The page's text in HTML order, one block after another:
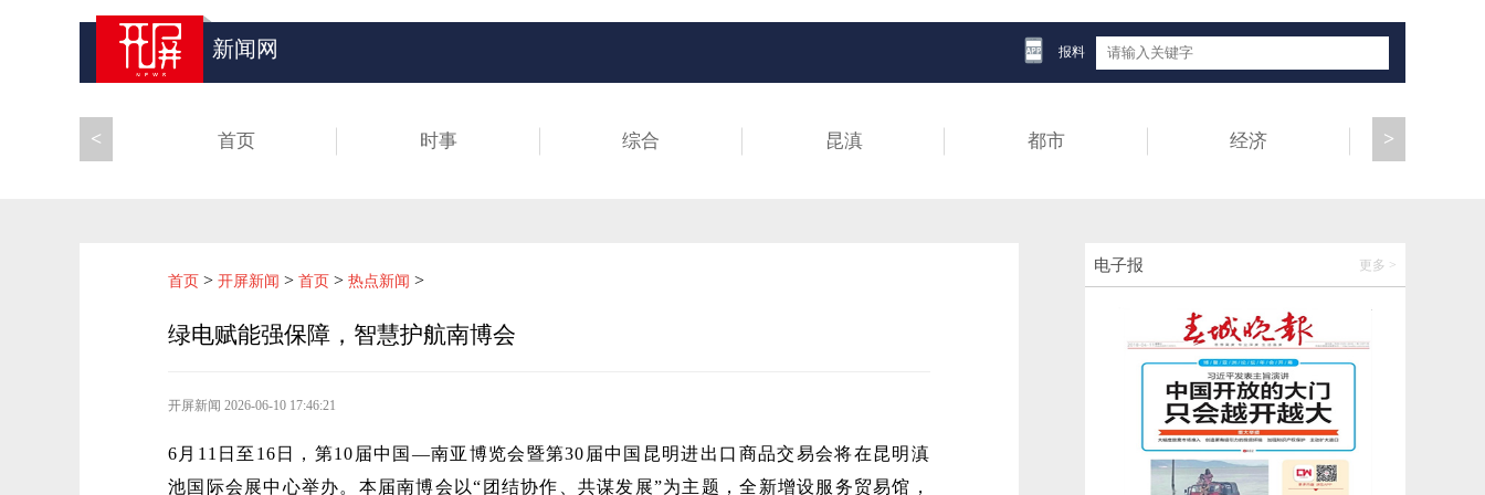
新闻网 报料
首页 时事 综合 昆滇 都市 经济 >
<
电子报 更多 >
渡回国
2026-06-11 16:44:43
天文学家探测到极早期宇宙类星体的“闪烁”
空调滤芯首迎分级体系，途虎养车联合多单
位发布《乘用车空调养护空气质量评价》
2026-06-11 16:44:57
德宏盈江：精准溯源治顽疾，碧水长流润民
2026-06-11 16:14:05
首页 > 开屏新闻 > 首页 > 热点新闻 >
绿电赋能强保障，智慧护航南博会
开屏新闻 2026-06-10 17:46:21
6月11日至16日，第10届中国—南亚博览会暨第30届中国昆明进出口商品交易会将在昆明滇
池国际会展中心举办。本届南博会以“团结协作、共谋发展”为主题，全新增设服务贸易馆，